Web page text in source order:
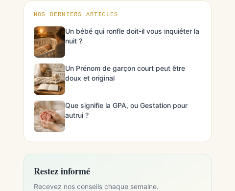
NOS DERNIERS ARTICLES
Un bébé qui ronfle doit-il vous inquiéter la
nuit ?
Un Prénom de garçon court peut être
doux et original
Que signifie la GPA, ou Gestation pour
autrui ?
Restez informé
Recevez nos conseils chaque semaine.